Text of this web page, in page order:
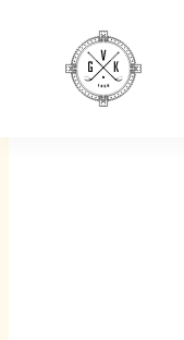
till